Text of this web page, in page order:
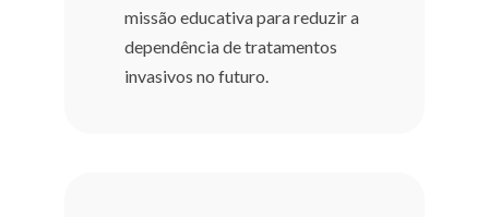
missão educativa para reduzir a
dependência de tratamentos
invasivos no futuro.